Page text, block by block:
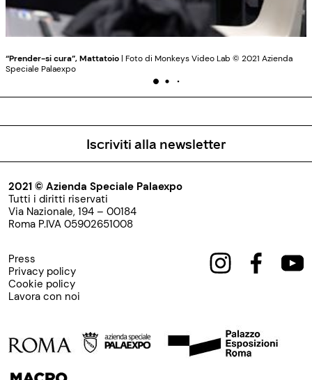
“Prender-si cura”, Mattatoio| Foto di Monkeys Video Lab © 2021 Azienda
Speciale Palaexpo
Iscriviti alla newsletter
2021 © Azienda Speciale Palaexpo
Tutti i diritti riservati
Via Nazionale, 194 – 00184
Roma P.IVA 05902651008
Press
Privacy policy
Cookie policy
Lavora con noi